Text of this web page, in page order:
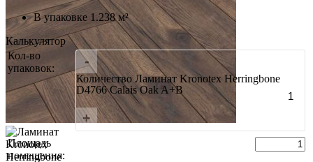
В упаковке 1.238 м²
Калькулятор
Кол-во
упаковок:
-
Количество Ламинат Kronotex Herringbone
D4766 Calais Oak A+B
+
Площадь
помещения: